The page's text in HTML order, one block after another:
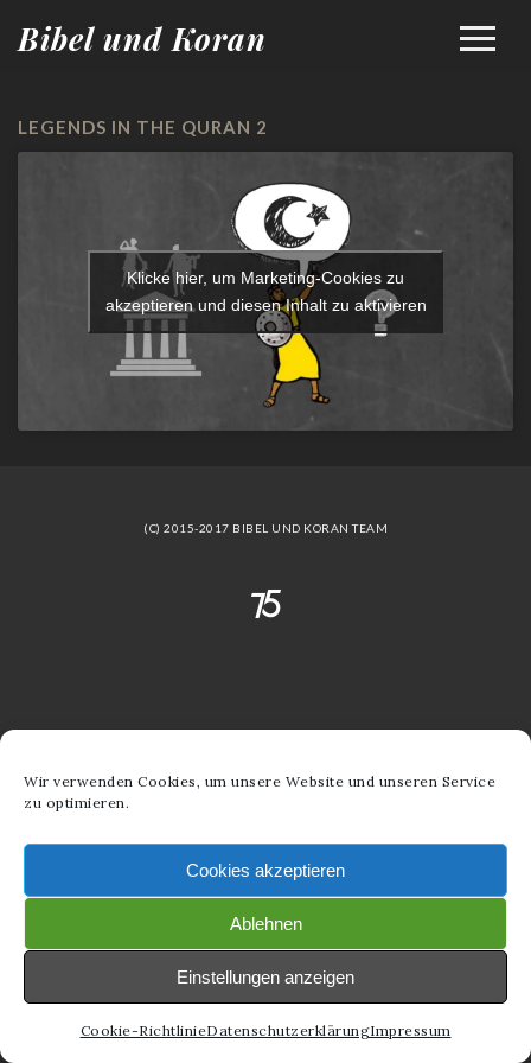
Wir verwenden Cookies, um unsere Website und unseren Service
zu optimieren.
Cookies akzeptieren
Ablehnen
Einstellungen anzeigen
Cookie-RichtlinieDatenschutzerklärungImpressum
Bibel und Koran
LEGENDS IN THE QURAN 2
Klicke hier, um Marketing-Cookies zu
akzeptieren und diesen Inhalt zu aktivieren
(C) 2015-2017 BIBEL UND KORAN TEAM